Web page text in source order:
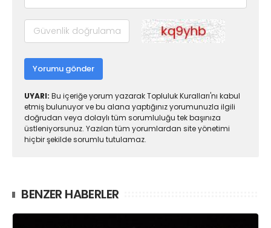
Yorumu gönder
UYARI: Bu içeriğe yorum yazarak Topluluk Kuralları'nı kabul
etmiş bulunuyor ve bu alana yaptığınız yorumunuzla ilgili
doğrudan veya dolaylı tüm sorumluluğu tek başınıza
üstleniyorsunuz. Yazılan tüm yorumlardan site yönetimi
hiçbir şekilde sorumlu tutulamaz.
BENZER HABERLER